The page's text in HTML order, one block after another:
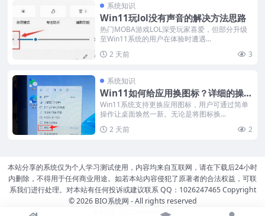
系统知识
Win11玩lol没有声音的解决方法思路
热门MOBA游戏LOL深受玩家喜爱，但部分升级
至Win11系统的用户在体验时遭遇...
2 天前
3
系统知识
Win11如何给应用换图标？详细的操作
步骤在这里！
Win11系统支持更换应用图标，用户可通过简单
操作让桌面焕然一新。无论是将图标换...
2 天前
2
本站分享的系统仅为个人学习测试使用，内容均来自互联网，请在下载后24小时
内删除，不得用于任何商业用途。如若本站内容侵犯了原著者的合法权益，可联
系我们进行处理。对本站有任何投诉或建议联系 QQ：1026247465 Copyright
© 2026 BIO系统网 - All rights reserved
豫ICP备2022008340号-2